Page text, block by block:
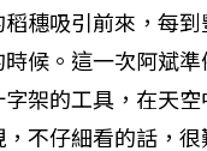
穗吸引前來，每到
候。這一次阿斌準
架的工具，在天空
不仔細看的話，很